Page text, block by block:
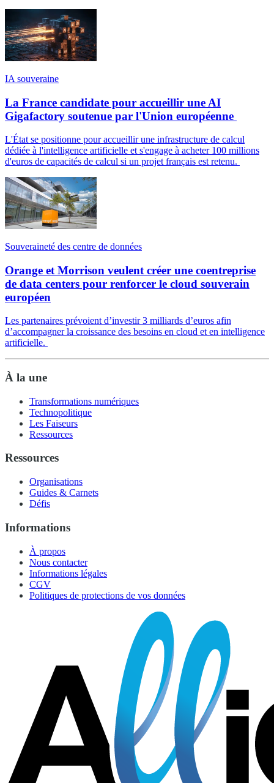
IA souveraine
La France candidate pour accueillir une AI
Gigafactory soutenue par l'Union européenne
L'État se positionne pour accueillir une infrastructure de calcul
dédiée à l'intelligence artificielle et s'engage à acheter 100 millions
d'euros de capacités de calcul si un projet français est retenu.
Souveraineté des centre de données
Orange et Morrison veulent créer une coentreprise
de data centers pour renforcer le cloud souverain
européen
Les partenaires prévoient d’investir 3 milliards d’euros afin
d’accompagner la croissance des besoins en cloud et en intelligence
artificielle.
À la une
Transformations numériques
Technopolitique
Les Faiseurs
Ressources
Ressources
Organisations
Guides & Carnets
Défis
Informations
À propos
Nous contacter
Informations légales
CGV
Politiques de protections de vos données